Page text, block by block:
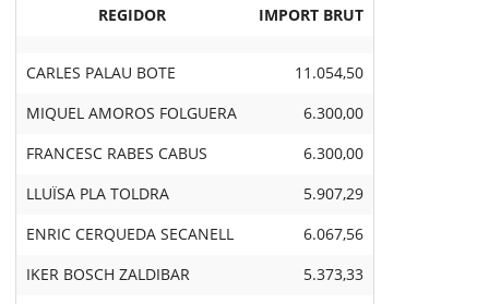
REGIDOR IMPORT BRUT
CARLES PALAU BOTE 11.054,50
MIQUEL AMOROS FOLGUERA 6.300,00
FRANCESC RABES CABUS 6.300,00
LLUÏSA PLA TOLDRA 5.907,29
ENRIC CERQUEDA SECANELL 6.067,56
IKER BOSCH ZALDIBAR 5.373,33